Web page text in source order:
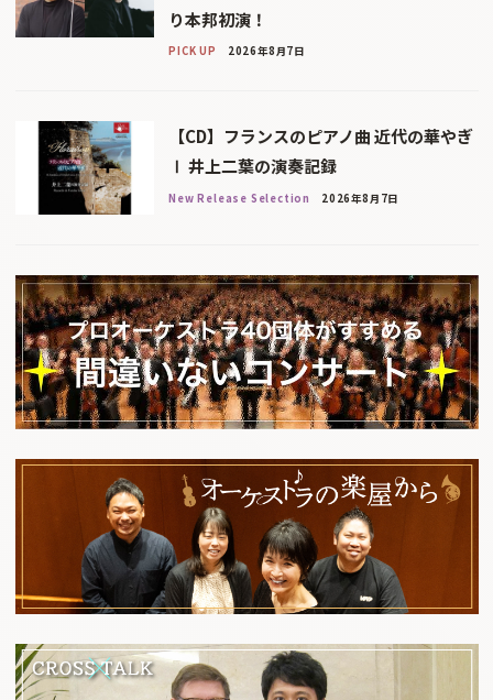
り本邦初演！
PICK UP 2026年8月7日
【CD】フランスのピアノ曲 近代の華やぎ
Ⅰ 井上二葉の演奏記録
New Release Selection 2026年8月7日